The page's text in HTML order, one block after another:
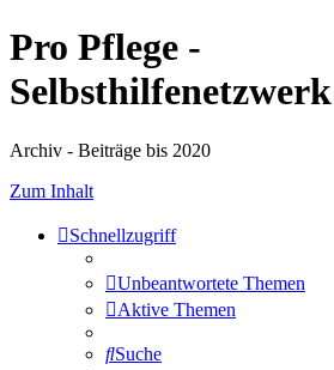
Pro Pflege -
Selbsthilfenetzwerk
Archiv - Beiträge bis 2020
Zum Inhalt
Schnellzugriff
Unbeantwortete Themen
Aktive Themen
Suche